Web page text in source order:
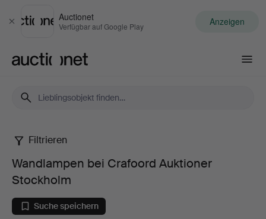
Schließen
Auctionet
Verfügbar auf Google Play Anzeigen
Wandlampen
bei
Crafoord
Filtrieren
Wandlampen bei Crafoord Auktioner
Stockholm
Suche speichern